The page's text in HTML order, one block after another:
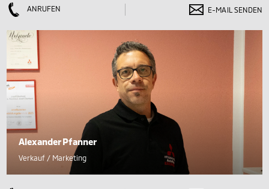
ANRUFEN E-MAIL SENDEN
Alexander Pfanner
Verkauf / Marketing